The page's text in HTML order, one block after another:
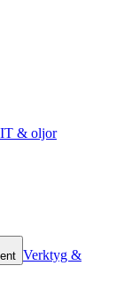
& oljor
Verktyg &